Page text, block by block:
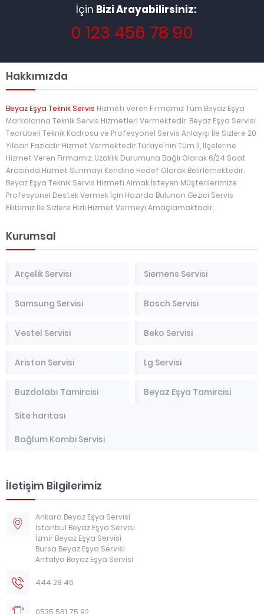
İçin Bizi Arayabilirsiniz:
0 123 456 78 90
Hakkımızda
Beyaz Eşya Teknik Servis Hizmeti Veren Firmamız Tüm Beyaz Eşya
Markalarına Teknik Servis Hizmetleri Vermektedir. Beyaz Eşya Servisi
Tecrübeli Teknik Kadrosu ve Profesyonel Servis Anlayışı İle Sizlere 20
Yıldan Fazladır Hizmet Vermektedir.Türkiye'nin Tüm İl, İlçelerine
Hizmet Veren Firmamız. Uzaklık Durumuna Bağlı Olarak 6/24 Saat
Arasında Hizmet Sunmayı Kendine Hedef Olarak Belirlemektedir.
Beyaz Eşya Teknik Servis Hizmeti Almak İsteyen Müşterilerimize
Profesyonel Destek Vermek İçin Hazırda Bulunan Gezici Servis
Ekibimiz İle Sizlere Hızlı Hizmet Vermeyi Amaçlamaktadır.
Kurumsal
Arçelik Servisi Siemens Servisi
Samsung Servisi Bosch Servisi
Vestel Servisi Beko Servisi
Ariston Servisi Lg Servisi
Buzdolabı Tamircisi
Beyaz Eşya Tamircisi
Site haritası
Bağlum Kombi Servisi
İletişim Bilgilerimiz
Ankara Beyaz Eşya Servisi
İstanbul Beyaz Eşya Servisi
İzmir Beyaz Eşya Servisi
Bursa Beyaz Eşya Servisi
Antalya Beyaz Eşya Servisi
444 28 46